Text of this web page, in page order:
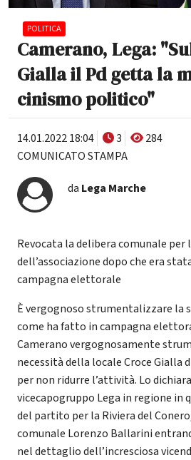
POLITICA
Camerano, Lega:
Gialla il Pd getta la
cinismo politico"
14.01.2022 18:04 3
284
COMUNICATO STAMPA
da Lega Marche
Revocata la delibera comunale per
dell’associazione dopo che era
campagna elettorale
È vergognoso strumentalizzare la
come ha fatto in campagna
Camerano vergognosamente
necessità della locale Croce Gialla
per non ridurre l’attività. Lo
vicecapogruppo Lega in regione in
del partito per la Riviera del
comunale Lorenzo Ballarini
nel dettaglio dell’incresciosa